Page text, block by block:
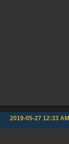
2019-05-27 12:33 AM